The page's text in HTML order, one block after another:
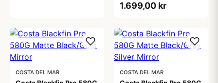
1.699,00 kr
COSTA DEL MAR COSTA DEL MAR